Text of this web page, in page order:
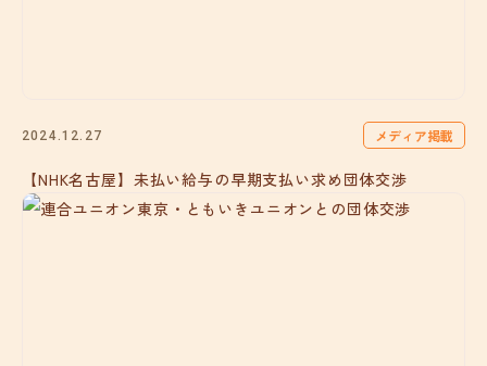
2024.12.27 メディア掲載
【NHK名古屋】未払い給与の早期支払い求め団体交渉